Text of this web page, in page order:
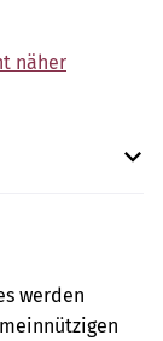
näher
werden